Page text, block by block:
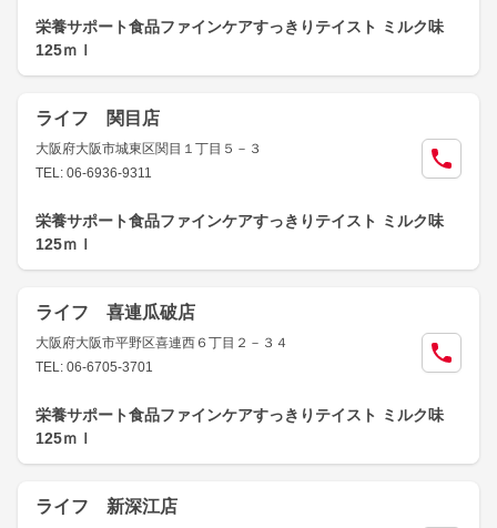
栄養サポート食品ファインケアすっきりテイスト ミルク味
125ｍｌ
ライフ 関目店
大阪府大阪市城東区関目１丁目５－３
TEL: 06-6936-9311
栄養サポート食品ファインケアすっきりテイスト ミルク味
125ｍｌ
ライフ 喜連瓜破店
大阪府大阪市平野区喜連西６丁目２－３４
TEL: 06-6705-3701
栄養サポート食品ファインケアすっきりテイスト ミルク味
125ｍｌ
ライフ 新深江店